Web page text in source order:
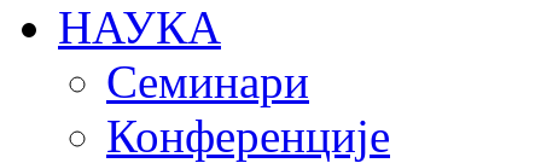
НАУКА
Семинари
Конференције